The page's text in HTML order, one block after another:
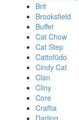
Brit
Brooksfield
Buffet
Cat Chow
Cat Step
Cattofūdo
Cindy Cat
Clan
Cliny
Core
Craftia